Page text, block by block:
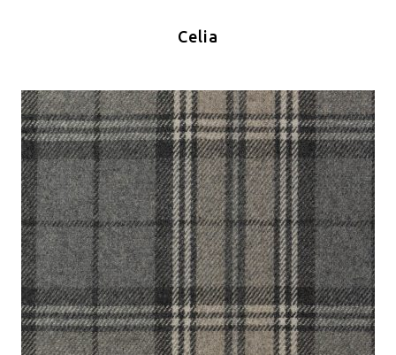
Celia